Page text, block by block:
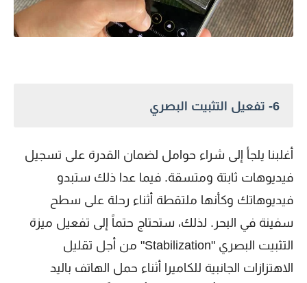
6- تفعيل التثبيت البصري
أغلبنا يلجأ إلى شراء حوامل لضمان القدرة على تسجيل
فيديوهات ثابتة ومتسقة. فيما عدا ذلك ستبدو
فيديوهاتك وكأنها ملتقطة أثناء رحلة على سطح
سفينة في البحر. لذلك، ستحتاج حتماً إلى تفعيل ميزة
التثبيت البصري "Stabilization" من أجل تقليل
الاهتزازات الجانبية للكاميرا أثناء حمل الهاتف باليد